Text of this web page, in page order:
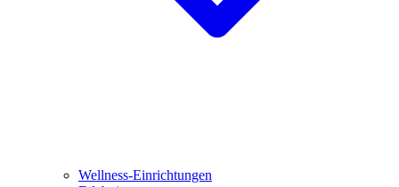
Wellness-Einrichtungen